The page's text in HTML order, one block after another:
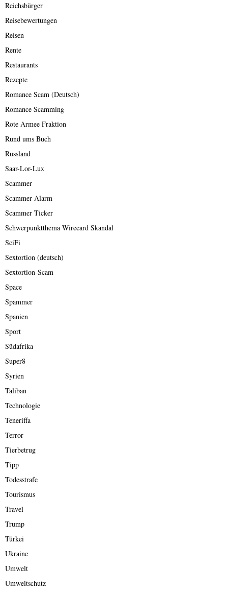
Reichsbürger
Reisebewertungen
Reisen
Rente
Restaurants
Rezepte
Romance Scam (Deutsch)
Romance Scamming
Rote Armee Fraktion
Rund ums Buch
Russland
Saar-Lor-Lux
Scammer
Scammer Alarm
Scammer Ticker
Schwerpunktthema Wirecard Skandal
SciFi
Sextortion (deutsch)
Sextortion-Scam
Space
Spammer
Spanien
Sport
Südafrika
Super8
Syrien
Taliban
Technologie
Teneriffa
Terror
Tierbetrug
Tipp
Todesstrafe
Tourismus
Travel
Trump
Türkei
Ukraine
Umwelt
Umweltschutz